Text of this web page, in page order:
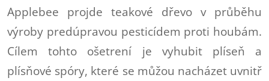
Applebee projde teakové dřevo v průběhu
výroby predúpravou pesticídem proti houbám.
Cílem tohto ošetrení je vyhubit plíseň a
plísňové spóry, které se můžou nacházet uvnitř